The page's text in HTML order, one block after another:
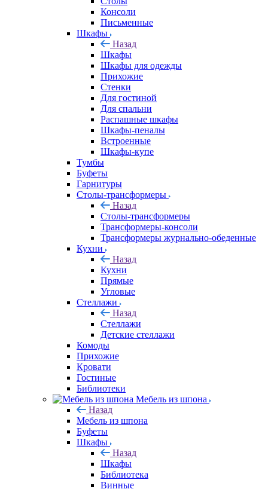
Консоли
Письменные
Шкафы
Назад
Шкафы
Шкафы для одежды
Прихожие
Стенки
Для гостиной
Для спальни
Распашные шкафы
Шкафы-пеналы
Встроенные
Шкафы-купе
Тумбы
Буфеты
Гарнитуры
Столы-трансформеры
Назад
Столы-трансформеры
Трансформеры-консоли
Трансформеры журнально-обеденные
Кухни
Назад
Кухни
Прямые
Угловые
Стеллажи
Назад
Стеллажи
Детские стеллажи
Комоды
Прихожие
Кровати
Гостиные
Библиотеки
Мебель из шпона
Назад
Мебель из шпона
Буфеты
Шкафы
Назад
Шкафы
Библиотека
Винные